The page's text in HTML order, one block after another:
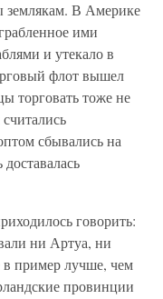
землякам. В Америке
ими
и утекало в
флот вышел
торговать тоже не
сбывались на
говорить:
ни Артуа, ни
пример лучше, чем
провинции